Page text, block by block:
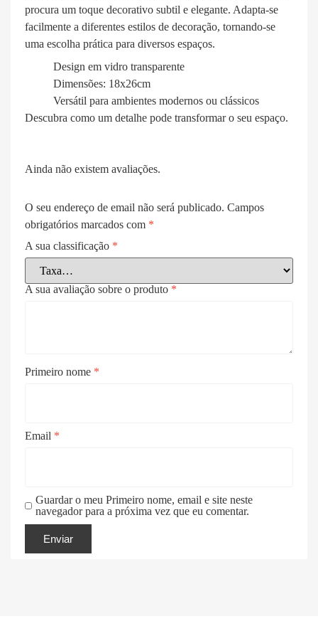
procura um toque decorativo subtil e elegante. Adapta-se
facilmente a diferentes estilos de decoração, tornando-se
uma escolha prática para diversos espaços.
Design em vidro transparente
Dimensões: 18x26cm
Versátil para ambientes modernos ou clássicos
Descubra como um detalhe pode transformar o seu espaço.
Ainda não existem avaliações.
O seu endereço de email não será publicado. Campos
obrigatórios marcados com *
A sua classificação *
A sua avaliação sobre o produto *
Primeiro nome *
Email *
Guardar o meu Primeiro nome, email e site neste
navegador para a próxima vez que eu comentar.